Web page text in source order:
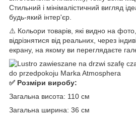
Стильний і мінімалістичний вигляд
будь-який інтер'єр.
⚠️ Кольори товарів, які видно на
відрізнятися від реальних, через
екрану, на якому ви переглядаєте
✅ Розміри виробу:
Загальна висота: 110 см
Загальна ширина: 36 см